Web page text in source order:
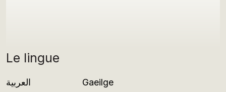
Le lingue
العربية
Gaeilge